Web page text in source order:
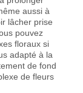
aussi à
lâcher prise
pouvez
floraux si
adapté à la
de fond
de fleurs